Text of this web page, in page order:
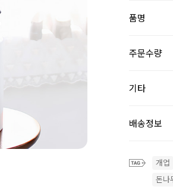
품명
주문수량
기타
배송정보
개업
돈나